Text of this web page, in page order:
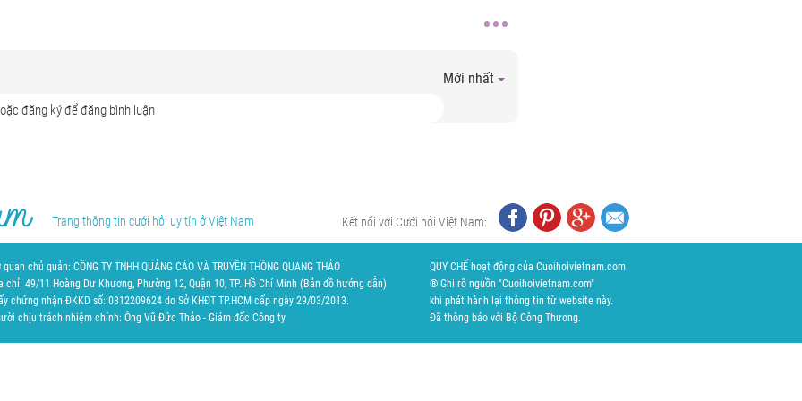
Mới nhất
Trang thông tin cưới hỏi uy tín ở Việt Nam Kết nối với Cưới hỏi Việt Nam:
quan chủ quản: CÔNG TY TNHH QUẢNG CÁO VÀ TRUYỀN THÔNG QUANG THẢO
chỉ: 49/11 Hoàng Dư Khương, Phường 12, Quận 10, TP. Hồ Chí Minh ( Bản đồ hướng dẫn)
chứng nhận ĐKKD số: 0312209624 do Sở KHĐT TP.HCM cấp ngày 29/03/2013.
chịu trách nhiệm chính: Ông Vũ Đức Thảo - Giám đốc Công ty.
QUY CHẾ hoạt động của Cuoihoivietnam.com
® Ghi rõ nguồn "Cuoihoivietnam.com"
khi phát hành lại thông tin từ website này.
Đã thông báo với Bộ Công Thương.